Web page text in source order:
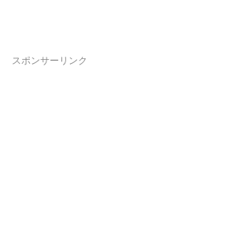
スポンサーリンク